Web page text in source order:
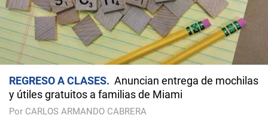
REGRESO A CLASES
Anuncian entrega de mochilas
y útiles gratuitos a familias de Miami
Por CARLOS ARMANDO CABRERA